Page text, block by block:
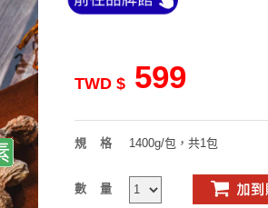
TWD $ 599
規格 1400g/包，共1包
數量